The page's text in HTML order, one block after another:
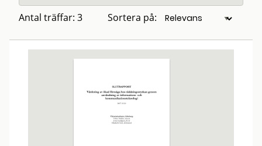
Antal träffar: 3 Sortera på: